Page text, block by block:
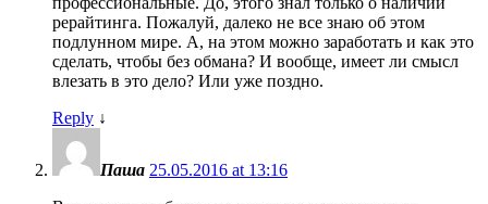
рерайтинга. Пожалуй, далеко не все знаю об этом
подлунном мире. А, на этом можно заработать и как это
сделать, чтобы без обмана? И вообще, имеет ли смысл
влезать в это дело? Или уже поздно.
Reply ↓
Паша 25.05.2016 at 13:16